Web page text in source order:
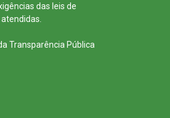
das leis de
Transparência Pública